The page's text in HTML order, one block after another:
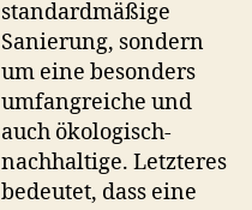
standardmäßige
Sanierung, sondern
um eine besonders
umfangreiche und
auch ökologisch-
nachhaltige. Letzteres
bedeutet, dass eine